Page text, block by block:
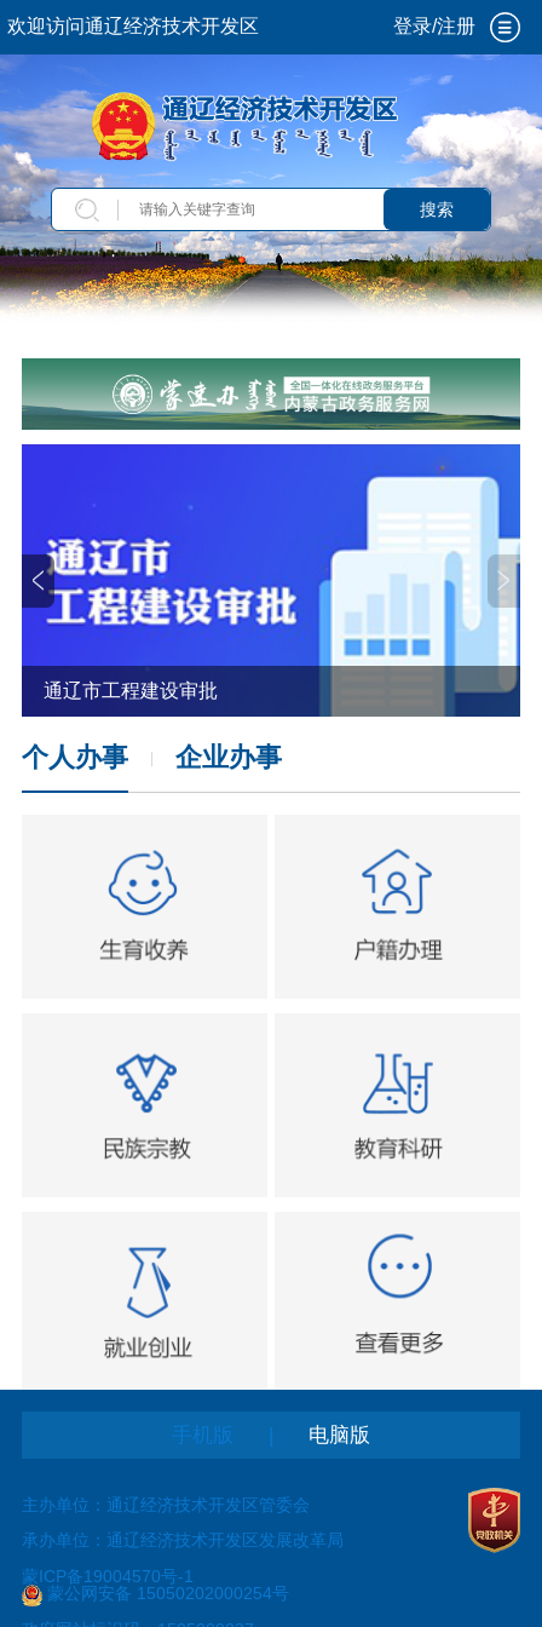
欢迎访问通辽经济技术开发区 登录/注册
搜索
通辽市工程建设审批
个人办事 企业办事
手机版 | 电脑版
主办单位：通辽经济技术开发区管委会
承办单位：通辽经济技术开发区发展改革局
蒙ICP备19004570号-1
蒙公网安备 15050202000254号